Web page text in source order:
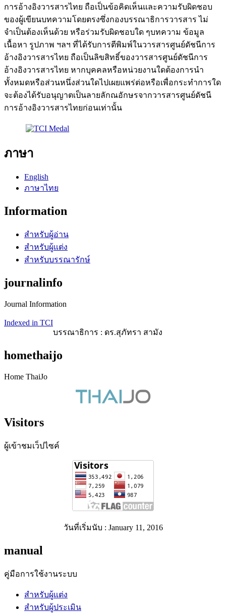
การอ้างอิงวารสารไทย ถือเป็นข้อคิดเห็นและความรับผิดชอบ
ของผู้เขียนบทความโดยตรงซึ่งกองบรรณาธิการวารสาร ไม่
จำเป็นต้องเห็นด้วย หรือร่วมรับผิดชอบใด ๆบทความ ข้อมูล
เนื้อหา รูปภาพ ฯลฯ ที่ได้รับการตีพิมพ์ในวารสารศูนย์ดัชนีการ
อ้างอิงวารสารไทย ถือเป็นลิขสิทธิ์ของวารสารศูนย์ดัชนีการ
อ้างอิงวารสารไทย หากบุคคลหรือหน่วยงานใดต้องการนำ
ทั้งหมดหรือส่วนหนึ่งส่วนใดไปเผยแพร่ต่อหรือเพื่อกระทำการใด
จะต้องได้รับอนุญาตเป็นลายลักณอักษรจากวารสารศูนย์ดัชนี
การอ้างอิงวารสารไทยก่อนเท่านั้น
ภาษา
English
ภาษาไทย
Information
สำหรับผู้อ่าน
สำหรับผู้แต่ง
สำหรับบรรณารักษ์
journalinfo
Journal Information
Indexed in TCI
บรรณาธิการ : ดร.สุภัทรา สามัง
homethaijo
Home ThaiJo
Visitors
ผู้เข้าชมเว็ปไซค์
วันที่เริ่มนับ : January 11, 2016
manual
คู่มือการใช้งานระบบ
สำหรับผู้แต่ง
สำหรับผู้ประเมิน